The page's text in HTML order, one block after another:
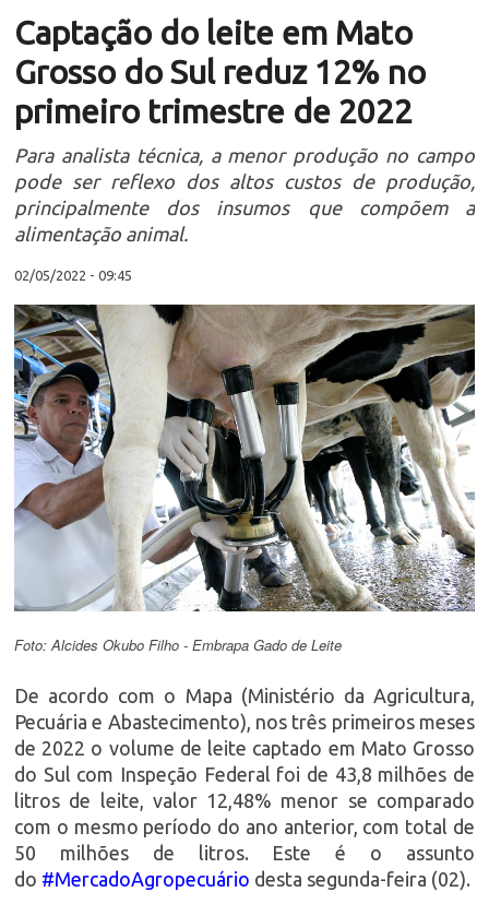
Captação do leite em Mato
Grosso do Sul reduz 12% no
primeiro trimestre de 2022
Para analista técnica, a menor produção no campo
pode ser reflexo dos altos custos de produção,
principalmente dos insumos que compõem a
alimentação animal.
02/05/2022 - 09:45
Foto: Alcides Okubo Filho - Embrapa Gado de Leite
De acordo com o Mapa (Ministério da Agricultura,
Pecuária e Abastecimento), nos três primeiros meses
de 2022 o volume de leite captado em Mato Grosso
do Sul com Inspeção Federal foi de 43,8 milhões de
litros de leite, valor 12,48% menor se comparado
com o mesmo período do ano anterior, com total de
50 milhões de litros. Este é o assunto
do #MercadoAgropecuário desta segunda-feira (02).